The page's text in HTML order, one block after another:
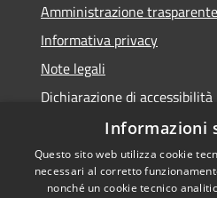
Amministrazione trasparente
Informativa privacy
Note legali
Dichiarazione di accessibilità
Informazioni
Questo sito web utilizza cookie
necessari al corretto
nonché un cookie tecnico